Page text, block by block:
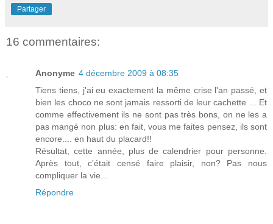
Partager
16 commentaires:
Anonyme 4 décembre 2009 à 08:35
Tiens tiens, j'ai eu exactement la même crise l'an passé, et
bien les choco ne sont jamais ressorti de leur cachette ... Et
comme effectivement ils ne sont pas très bons, on ne les a
pas mangé non plus: en fait, vous me faites pensez, ils sont
encore.... en haut du placard!!
Résultat, cette année, plus de calendrier pour personne.
Après tout, c'était censé faire plaisir, non? Pas nous
compliquer la vie...
Répondre